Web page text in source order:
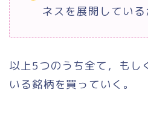
ネスを展開している
以上5つのうち全て，もし
いる銘柄を買っていく。